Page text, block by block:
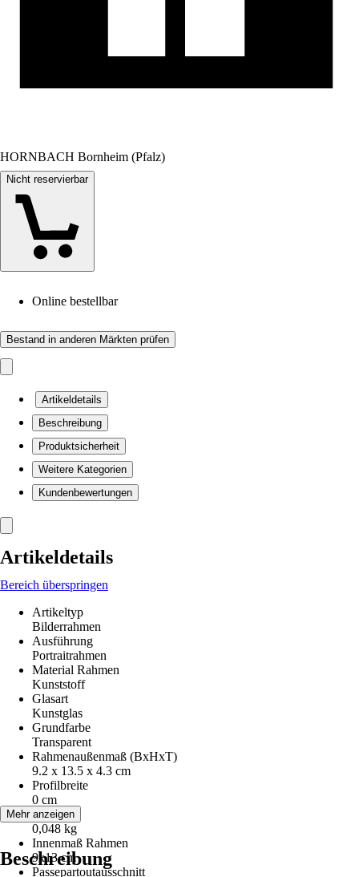
HORNBACH Bornheim (Pfalz)
Nicht reservierbar
Online bestellbar
Bestand in anderen Märkten prüfen
Artikeldetails
Beschreibung
Produktsicherheit
Weitere Kategorien
Kundenbewertungen
Artikeldetails
Bereich überspringen
Artikeltyp
Bilderrahmen
Ausführung
Portraitrahmen
Material Rahmen
Kunststoff
Glasart
Kunstglas
Grundfarbe
Transparent
Rahmenaußenmaß (BxHxT)
9.2 x 13.5 x 4.3 cm
Profilbreite
0 cm
Gewicht
0,048 kg
Innenmaß Rahmen
9x13 cm
Passepartoutausschnitt
Mehr anzeigen
Beschreibung